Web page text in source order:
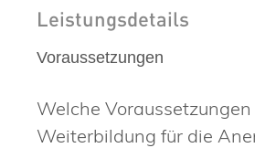
Leistungsdetails
Voraussetzungen
Welche Voraussetzungen
Weiterbildung für die